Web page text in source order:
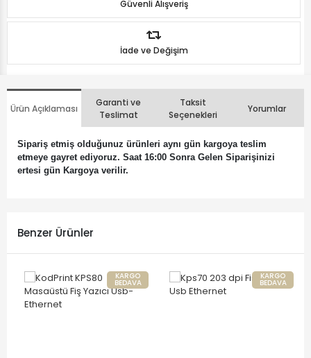
Güvenli Alışveriş
İade ve Değişim
Ürün Açıklaması
Garanti ve
Teslimat
Taksit
Seçenekleri
Yorumlar
Sipariş etmiş olduğunuz ürünleri aynı gün kargoya teslim
etmeye gayret ediyoruz. Saat 16:00 Sonra Gelen Siparişinizi
ertesi gün Kargoya verilir.
Benzer Ürünler
KARGO
BEDAVA
KARGO
BEDAVA